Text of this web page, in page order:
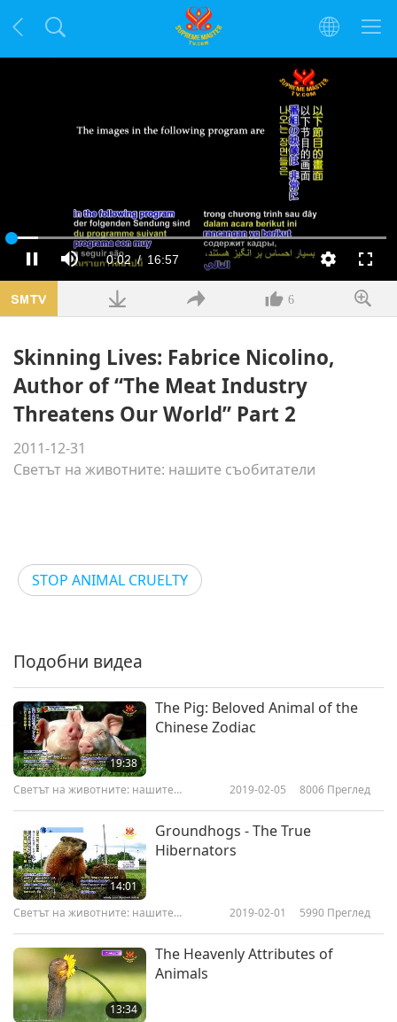
ПаузаБез
звук
Текущо
време
0:02 / Продължителност
16:57
Заредено:
7.41%
КачествоЦял
6
Skinning Lives: Fabrice Nicolino,
Author of “The Meat Industry
Threatens Our World” Part 2
2011-12-31
Светът на животните: нашите съобитатели
STOP ANIMAL CRUELTY
Подобни видеа
19:38
The Pig: Beloved Animal of the
Chinese Zodiac
Светът на животните: нашите
2019-02-05 8006 Преглед
14:01
Groundhogs - The True
Hibernators
Светът на животните: нашите
2019-02-01 5990 Преглед
13:34
The Heavenly Attributes of
Animals